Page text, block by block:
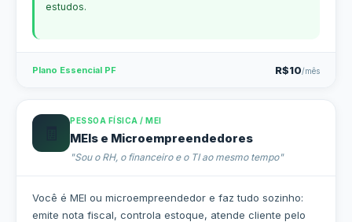
estudos.
Plano Essencial PF R$10/mês
PESSOA FÍSICA / MEI
MEIs e Microempreendedores
"Sou o RH, o financeiro e o TI ao mesmo tempo"
Você é MEI ou microempreendedor e faz tudo sozinho:
emite nota fiscal, controla estoque, atende cliente pelo